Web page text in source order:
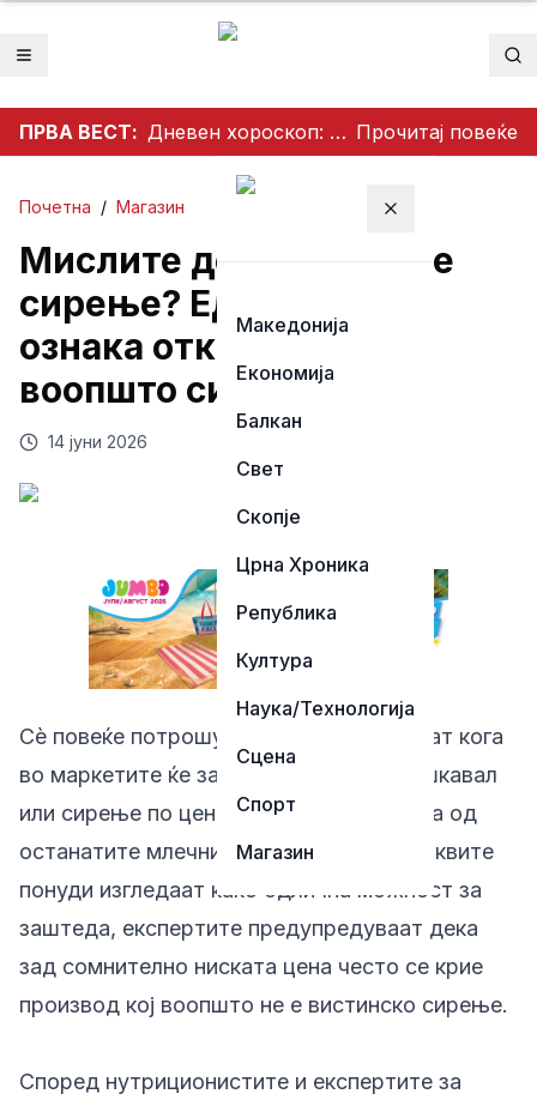
Отвори мени
ПРВА ВЕСТ: Дневен хороскоп: Нови можности, љубовни пресврти и совети за здравјето за сите хороскопски знаци Прочитај повеќе
Затвори мени
Македонија
Економија
Балкан
Свет
Скопје
Црна Хроника
Република
Култура
Наука/Технологија
Сцена
Спорт
Магазин
Почетна / Магазин
Мислите дека купувате
сирење? Една ситна
ознака открива дали е
воопшто сирење.
14 јуни 2026
Сѐ повеќе потрошувачи се изненадуваат кога
во маркетите ќе забележат рендан кашкавал
или сирење по цена значително пониска од
останатите млечни производи. Иако ваквите
понуди изгледаат како одлична можност за
заштеда, експертите предупредуваат дека
зад сомнително ниската цена често се крие
производ кој воопшто не е вистинско сирење.
Според нутриционистите и експертите за